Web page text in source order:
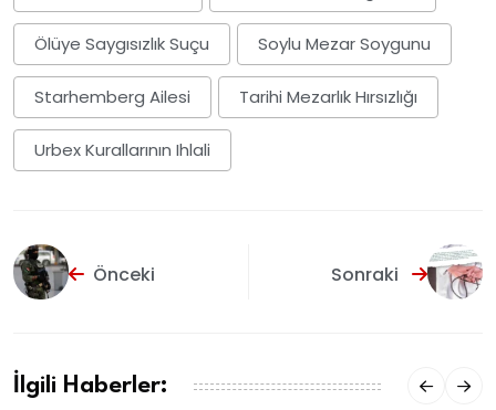
Ölüye Saygısızlık Suçu Soylu Mezar Soygunu
Starhemberg Ailesi Tarihi Mezarlık Hırsızlığı
Urbex Kurallarının Ihlali
Önceki Sonraki
İlgili Haberler: